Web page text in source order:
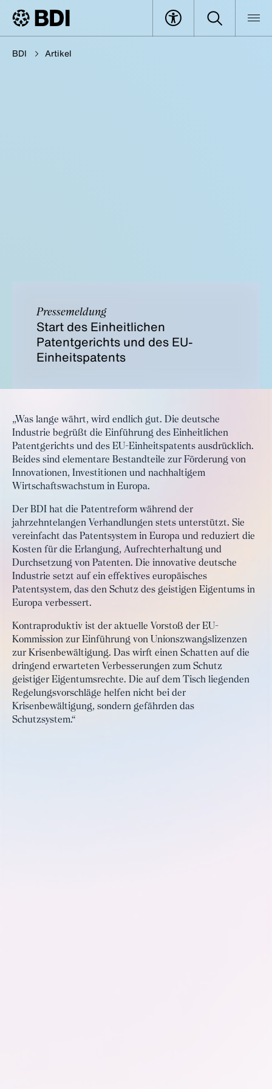
BDI Artikel
Pressemeldung
Start des Einheitlichen
Patentgerichts und des EU-
Einheitspatents
„Was lange währt, wird endlich gut. Die deutsche
Industrie begrüßt die Einführung des Einheitlichen
Patentgerichts und des EU-Einheitspatents ausdrücklich.
Beides sind elementare Bestandteile zur Förderung von
Innovationen, Investitionen und nachhaltigem
Wirtschaftswachstum in Europa.
Der BDI hat die Patentreform während der
jahrzehntelangen Verhandlungen stets unterstützt. Sie
vereinfacht das Patentsystem in Europa und reduziert die
Kosten für die Erlangung, Aufrechterhaltung und
Durchsetzung von Patenten. Die innovative deutsche
Industrie setzt auf ein effektives europäisches
Patentsystem, das den Schutz des geistigen Eigentums in
Europa verbessert.
Kontraproduktiv ist der aktuelle Vorstoß der EU-
Kommission zur Einführung von Unionszwangslizenzen
zur Krisenbewältigung. Das wirft einen Schatten auf die
dringend erwarteten Verbesserungen zum Schutz
geistiger Eigentumsrechte. Die auf dem Tisch liegenden
Regelungsvorschläge helfen nicht bei der
Krisenbewältigung, sondern gefährden das
Schutzsystem.“